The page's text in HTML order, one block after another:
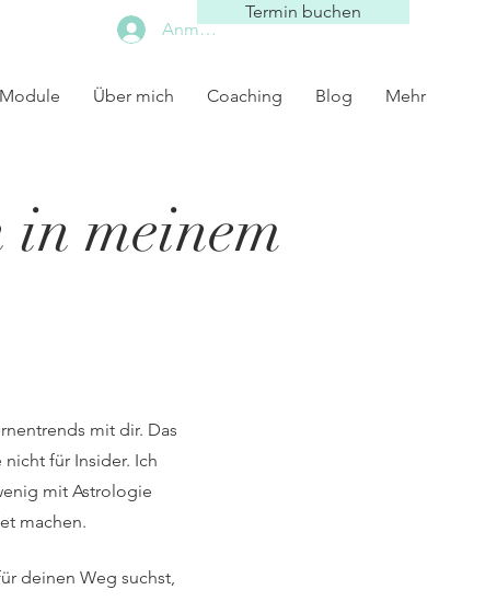
Termin buchen
Anmelden
Über mich Coaching Blog Mehr
meinem
mit dir. Das
für Insider. Ich
mit Astrologie
machen.
deinen Weg suchst,